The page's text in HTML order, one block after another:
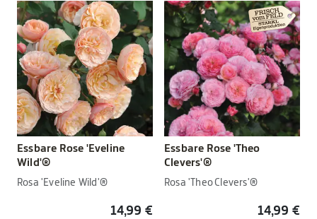
Essbare Rose 'Eveline
Wild'®
Rosa 'Eveline Wild'®
14,99 €
Essbare Rose 'Theo
Clevers'®
Rosa 'Theo Clevers'®
14,99 €